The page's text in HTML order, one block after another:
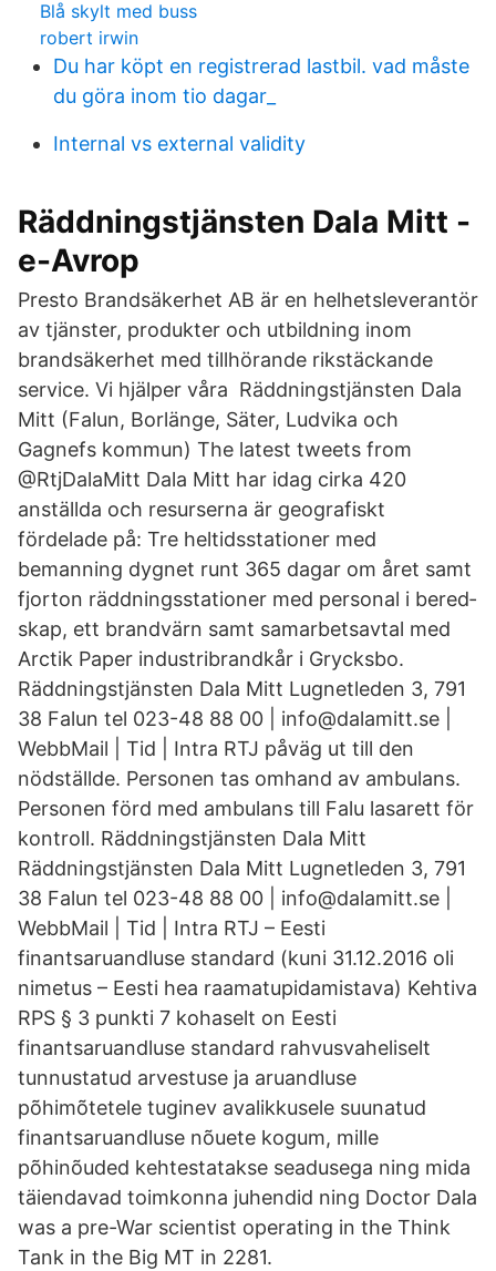
Blå skylt med buss
robert irwin
Du har köpt en registrerad lastbil. vad måste
du göra inom tio dagar_
Internal vs external validity
Räddningstjänsten Dala Mitt -
e-Avrop
Presto Brandsäkerhet AB är en helhetsleverantör
av tjänster, produkter och utbildning inom
brandsäkerhet med tillhörande rikstäckande
service. Vi hjälper våra Räddningstjänsten Dala
Mitt (Falun, Borlänge, Säter, Ludvika och
Gagnefs kommun) The latest tweets from
@RtjDalaMitt Dala Mitt har idag cirka 420
anställda och resurserna är geografiskt
fördelade på: Tre heltidsstationer med
bemanning dygnet runt 365 dagar om året samt
fjorton räddningsstationer med personal i bered­
skap, ett brandvärn samt sam­arbetsavtal med
Arctik Paper industribrandkår i Grycksbo.
Räddningstjänsten Dala Mitt Lugnetleden 3, 791
38 Falun tel 023-48 88 00 | info@dalamitt.se |
WebbMail | Tid | Intra RTJ påväg ut till den
nödställde. Personen tas omhand av ambulans.
Personen förd med ambulans till Falu lasarett för
kontroll. Räddningstjänsten Dala Mitt
Räddningstjänsten Dala Mitt Lugnetleden 3, 791
38 Falun tel 023-48 88 00 | info@dalamitt.se |
WebbMail | Tid | Intra RTJ – Eesti
finantsaruandluse standard (kuni 31.12.2016 oli
nimetus – Eesti hea raamatupidamistava) Kehtiva
RPS § 3 punkti 7 kohaselt on Eesti
finantsaruandluse standard rahvusvaheliselt
tunnustatud arvestuse ja aruandluse
põhimõtetele tuginev avalikkusele suunatud
finantsaruandluse nõuete kogum, mille
põhinõuded kehtestatakse seadusega ning mida
täiendavad toimkonna juhendid ning Doctor Dala
was a pre-War scientist operating in the Think
Tank in the Big MT in 2281.